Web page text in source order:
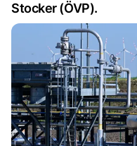
Stocker (ÖVP).